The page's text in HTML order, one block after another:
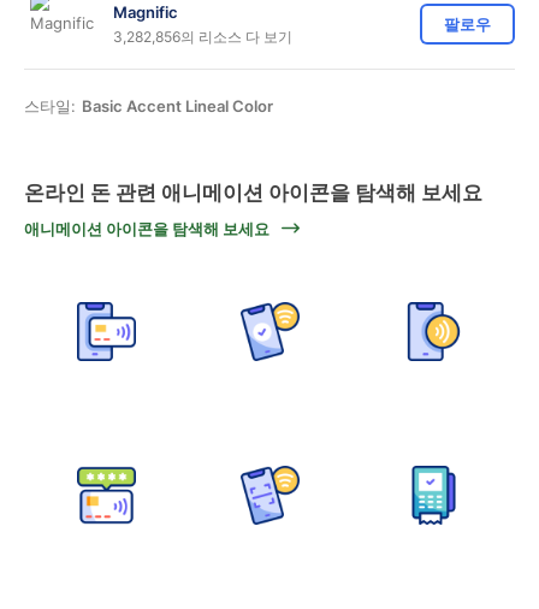
Magnific
3,282,856의 리소스 다 보기
팔로우
스타일: Basic Accent Lineal Color
온라인 돈 관련 애니메이션 아이콘을 탐색해 보세요
애니메이션 아이콘을 탐색해 보세요